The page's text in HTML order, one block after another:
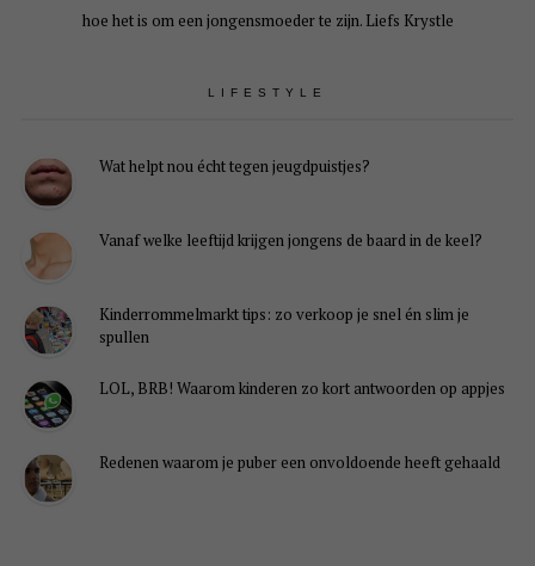
hoe het is om een jongensmoeder te zijn. Liefs Krystle
LIFESTYLE
Wat helpt nou écht tegen jeugdpuistjes?
Vanaf welke leeftijd krijgen jongens de baard in de keel?
Kinderrommelmarkt tips: zo verkoop je snel én slim je
spullen
LOL, BRB! Waarom kinderen zo kort antwoorden op appjes
Redenen waarom je puber een onvoldoende heeft gehaald